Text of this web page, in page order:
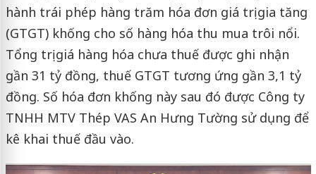
hành trái phép hàng trăm hóa đơn giá trị gia tăng
(GTGT) khống cho số hàng hóa thu mua trôi nổi.
Tổng trị giá hàng hóa chưa thuế được ghi nhận
gần 31 tỷ đồng, thuế GTGT tương ứng gần 3,1 tỷ
đồng. Số hóa đơn khống này sau đó được Công ty
TNHH MTV Thép VAS An Hưng Tường sử dụng để
kê khai thuế đầu vào.